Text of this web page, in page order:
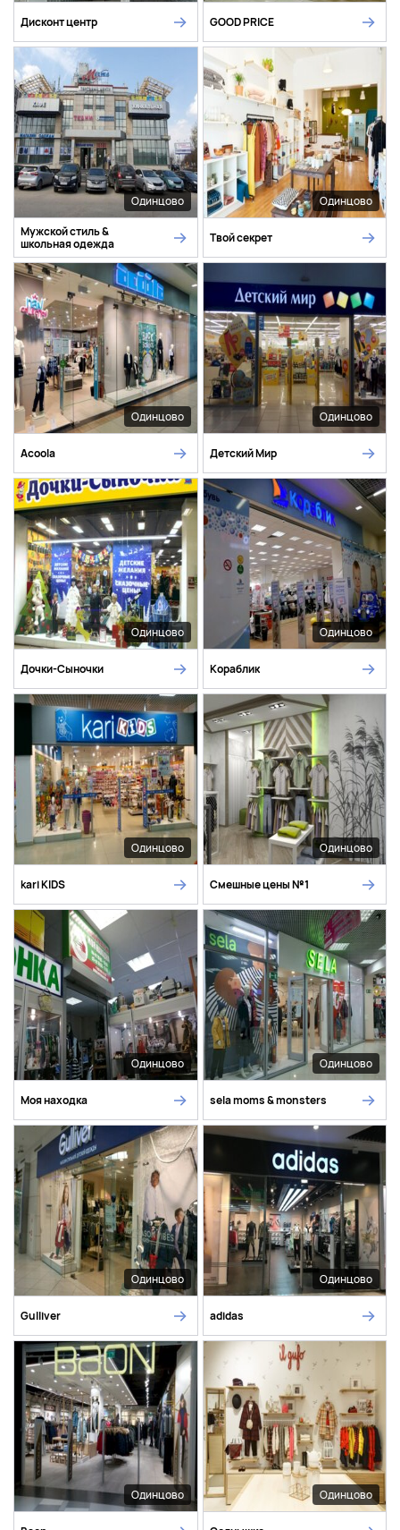
Дисконт центр GOOD PRICE
Одинцово
Мужской стиль &
школьная одежда
Одинцово
Твой секрет
Одинцово
Acoola
Одинцово
Детский Мир
Одинцово
Дочки-Сыночки
Одинцово
Кораблик
Одинцово
kari KIDS
Одинцово
Смешные цены №1
Одинцово
Моя находка
Одинцово
sela moms & monsters
Одинцово
Gulliver
Одинцово
adidas
Одинцово Одинцово